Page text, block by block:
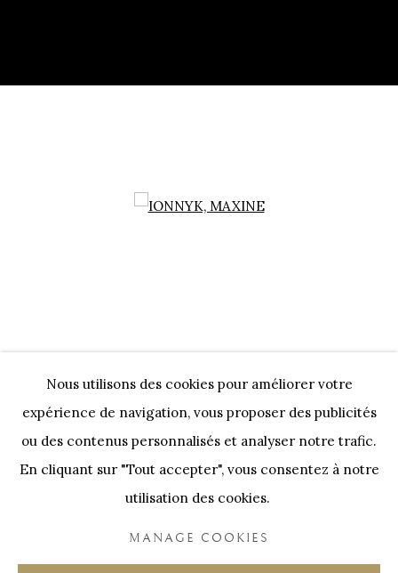
Open a larger version of the following image in a popup:
IONNYK,MAXINE
Onze Partners: RESTAURANT BONAMI
Nous utilisons des cookies pour améliorer votre
expérience de navigation, vous proposer des publicités
ou des contenus personnalisés et analyser notre trafic.
En cliquant sur "Tout accepter", vous consentez à notre
utilisation des cookies.
MANAGE COOKIES